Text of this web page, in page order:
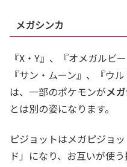
メガシンカ
『X・Y』、『オメガルビ
『サン・ムーン』、『ウ
は、一部のポケモンがメ
とは別の姿になります。
ピジョットはメガピジョ
ド」になり、お互いが使う